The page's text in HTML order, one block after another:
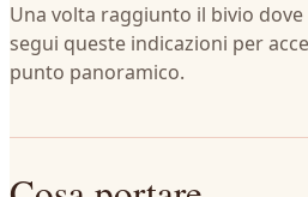
Una volta raggiunto il bivio
segui queste indicazioni per
punto panoramico.